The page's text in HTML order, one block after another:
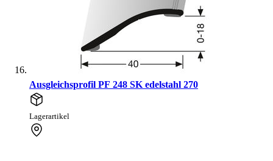
Ausgleichsprofil PF 248 SK edelstahl 270
Lagerartikel